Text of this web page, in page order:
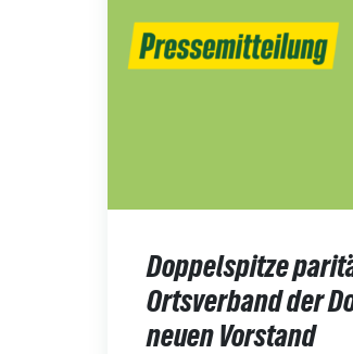
Doppelspitze
Ortsverband der
neuen Vorstand